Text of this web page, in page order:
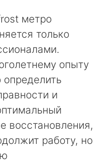
метро
только
опыту
и
восстановления,
работу, но